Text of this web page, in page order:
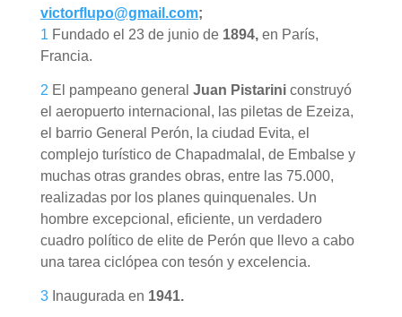
victorflupo@gmail.com;
1 Fundado el 23 de junio de 1894,en París,
Francia.
2 El pampeano general Juan Pistariniconstruyó
el aeropuerto internacional, las piletas de Ezeiza,
el barrio General Perón, la ciudad Evita, el
complejo turístico de Chapadmalal, de Embalse y
muchas otras grandes obras, entre las 75.000,
realizadas por los planes quinquenales. Un
hombre excepcional, eficiente, un verdadero
cuadro político de elite de Perón que llevo a cabo
una tarea ciclópea con tesón y excelencia.
3Inaugurada en 1941.